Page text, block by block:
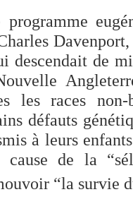
programme
descendait de
les races non-
défauts
à leurs
de la
“la survie